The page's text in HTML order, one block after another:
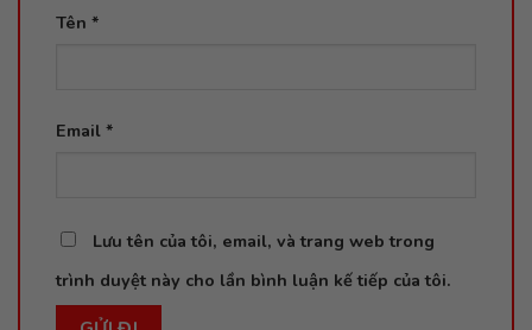
Tên *
Email *
Lưu tên của tôi, email, và trang web trong
trình duyệt này cho lần bình luận kế tiếp của tôi.